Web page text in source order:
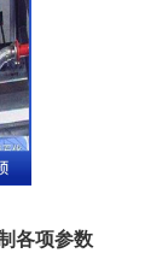
各项参数